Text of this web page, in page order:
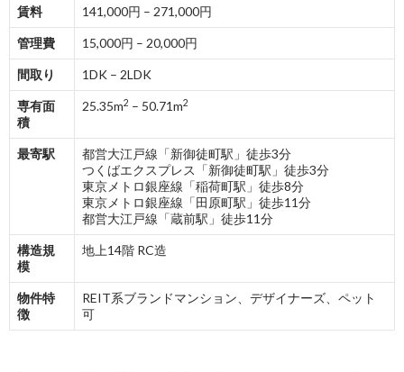
賃料 141,000円 – 271,000円
管理費 15,000円 – 20,000円
間取り 1DK – 2LDK
専有面
積
25.35m2 – 50.71m2
最寄駅
都営大江戸線「新御徒町駅」徒歩3分
つくばエクスプレス「新御徒町駅」徒歩3分
東京メトロ銀座線「稲荷町駅」徒歩8分
東京メトロ銀座線「田原町駅」徒歩11分
都営大江戸線「蔵前駅」徒歩11分
構造規
模
地上14階 RC造
物件特
徴
REIT系ブランドマンション、デザイナーズ、ペット
可